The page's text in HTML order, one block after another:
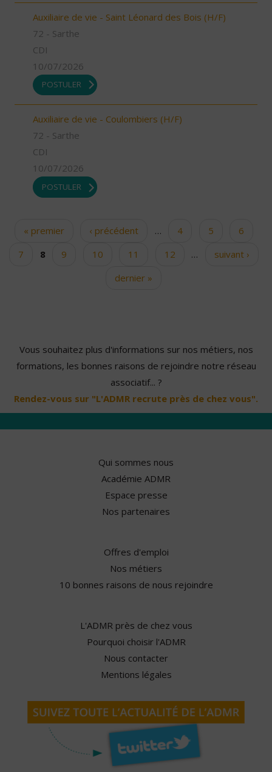
Auxiliaire de vie - Saint Léonard des Bois (H/F)
72 - Sarthe
CDI
10/07/2026
POSTULER
Auxiliaire de vie - Coulombiers (H/F)
72 - Sarthe
CDI
10/07/2026
POSTULER
Pages« premier ‹ précédent … 4 5
6
7
8 9 10 11 12 …
suivant ›
dernier »
Vous souhaitez plus d'informations sur nos métiers, nos
formations, les bonnes raisons de rejoindre notre réseau
associatif... ?
Rendez-vous sur "L'ADMR recrute près de chez vous".
Qui sommes nous
Académie ADMR
Espace presse
Nos partenaires
Offres d'emploi
Nos métiers
10 bonnes raisons de nous rejoindre
L'ADMR près de chez vous
Pourquoi choisir l'ADMR
Nous contacter
Mentions légales